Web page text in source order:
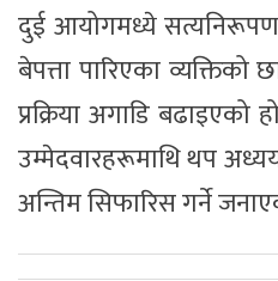
दुई आयोगमध्ये
बेपत्ता पारिएका
प्रक्रिया अगाडि
उम्मेदवारहरूमाथि थप
अन्तिम सिफारिस गर्ने